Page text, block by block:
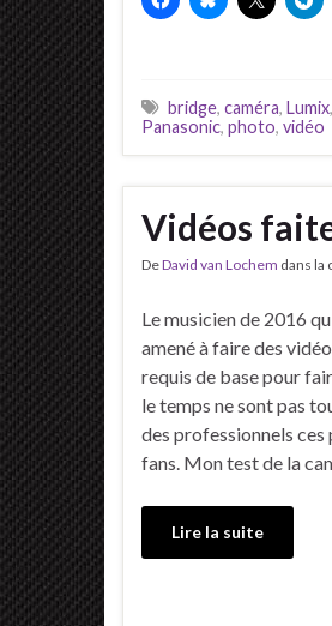
bridge, caméra, Lumix,
Panasonic, photo, vidéo
Vidéos
DeDavid van Lochem dans la
Le musicien de 2016
amené à faire des
requis de base pour
le temps ne sont pas
des professionnels
fans. Mon test de la
Lire la suite